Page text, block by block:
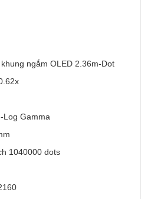
ngắm OLED 2.36m-Dot
Log Gamma
1040000 dots